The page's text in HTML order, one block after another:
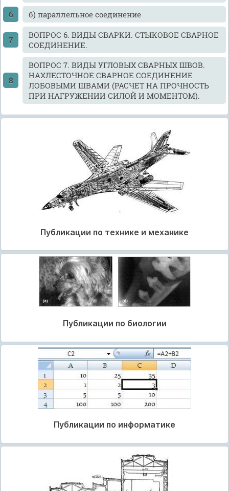
б) параллельное соединение
ВОПРОС 6. ВИДЫ СВАРКИ. СТЫКОВОЕ СВАРНОЕ
СОЕДИНЕНИЕ.
ВОПРОС 7. ВИДЫ УГЛОВЫХ СВАРНЫХ ШВОВ.
НАХЛЕСТОЧНОЕ СВАРНОЕ СОЕДИНЕНИЕ
ЛОБОВЫМИ ШВАМИ (РАСЧЕТ НА ПРОЧНОСТЬ
ПРИ НАГРУЖЕНИИ СИЛОЙ И МОМЕНТОМ).
Публикации по технике и механике
Публикации по биологии
Публикации по информатике